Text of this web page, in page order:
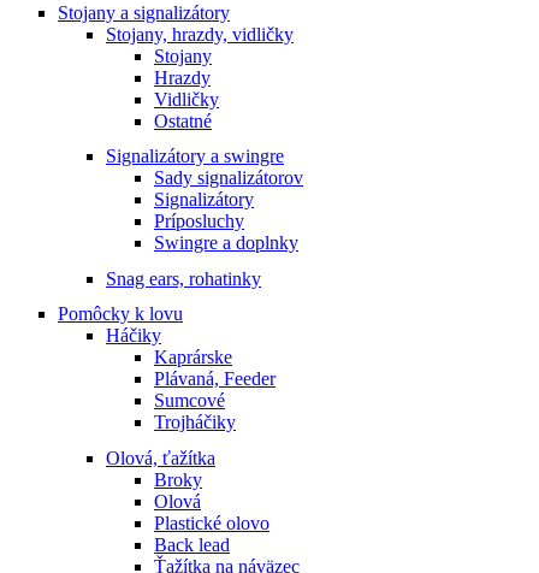
Stojany a signalizátory
Stojany, hrazdy, vidličky
Stojany
Hrazdy
Vidličky
Ostatné
Signalizátory a swingre
Sady signalizátorov
Signalizátory
Príposluchy
Swingre a doplnky
Snag ears, rohatinky
Pomôcky k lovu
Háčiky
Kaprárske
Plávaná, Feeder
Sumcové
Trojháčiky
Olová, ťažítka
Broky
Olová
Plastické olovo
Back lead
Ťažítka na náväzec